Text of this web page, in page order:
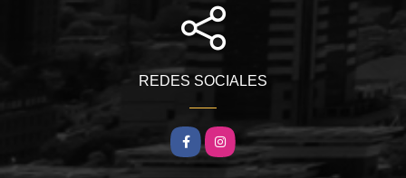
REDES SOCIALES
FacebookInstagram